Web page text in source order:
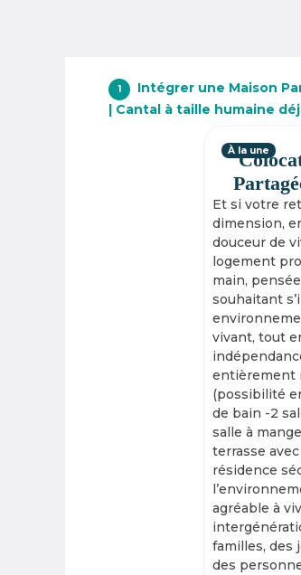
1
Intégrer une Maison
| Cantal à taille humaine
Et si votre
dimension,
douceur de
logement
main,
souhaitant
vivant, tout
entièrement
(possibilité
de bain -2
salle à
terrasse
résidence
agréable à
familles, des
des
À la une